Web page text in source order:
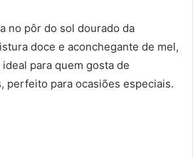
no pôr do sol dourado da
doce e aconchegante de mel,
para quem gosta de
perfeito para ocasiões especiais.